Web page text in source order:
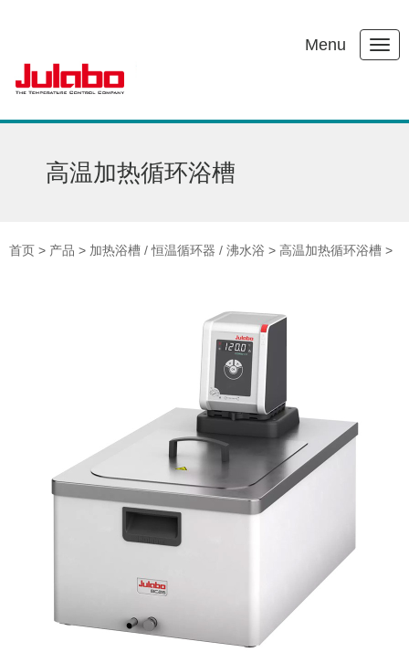
Menu
高温加热循环浴槽
首页 > 产品 > 加热浴槽 / 恒温循环器 / 沸水浴 > 高温加热循环浴槽 >